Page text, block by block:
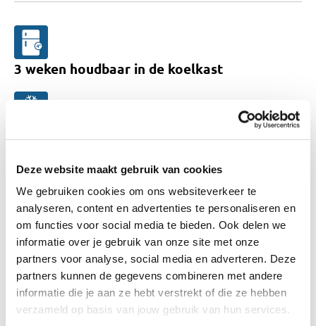
Deze website maakt gebruik van cookies
We gebruiken cookies om ons websiteverkeer te
analyseren, content en advertenties te personaliseren en
om functies voor social media te bieden. Ook delen we
informatie over je gebruik van onze site met onze
partners voor analyse, social media en adverteren. Deze
partners kunnen de gegevens combineren met andere
informatie die je aan ze hebt verstrekt of die ze hebben
verzameld op basis van jouw gebruik van hun services.
3 weken houdbaar in de koelkast
1 jaar in de vriezer
Bewaartip voor dit product
Je kunt de gember raspen of klein snijden, en
vervolgens invriezen in kleine porties.
Gaat het om een gesloten verpakking?